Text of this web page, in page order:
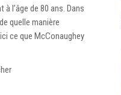
l’âge de 80 ans. Dans
quelle manière
ce que McConaughey